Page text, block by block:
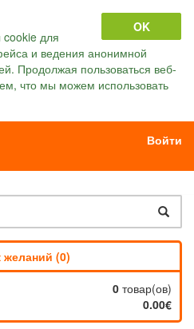
OK
cookie для
и ведения анонимной
Продолжая пользоваться веб-
что мы можем использовать
Войти
желаний (0)
0 товар(ов)
0.00€